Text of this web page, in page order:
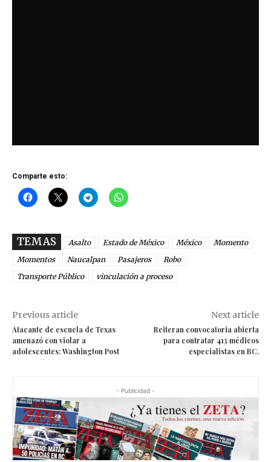
Comparte esto:
TEMAS Asalto Estado de México México
Momento
Momentos
Naucalpan Pasajeros
Robo
Transporte Público
vinculación a proceso
Previous article
Atacante de escuela de Texas
amenazó con violar a
adolescentes: Washington Post
Next article
Reiteran convocatoria abierta
para contratar 413 médicos
especialistas en BC.
- Publicidad -